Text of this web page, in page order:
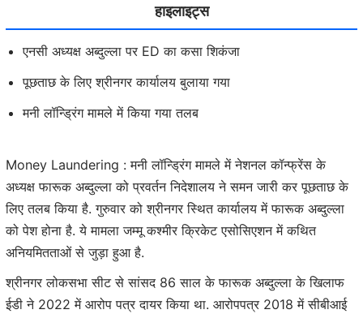
हाइलाइट्स
एनसी अध्यक्ष अब्दुल्ला पर ED का कसा शिकंजा
पूछताछ के लिए श्रीनगर कार्यालय बुलाया गया
मनी लॉन्ड्रिंग मामले में किया गया तलब
Money Laundering : मनी लॉन्ड्रिंग मामले में नेशनल कॉन्फ्रेंस के
अध्यक्ष फारूक अब्दुल्ला को प्रवर्तन निदेशालय ने समन जारी कर पूछताछ के
लिए तलब किया है. गुरुवार को श्रीनगर स्थित कार्यालय में फारूक अब्दुल्ला
को पेश होना है. ये मामला जम्मू कश्मीर क्रिकेट एसोसिएशन में कथित
अनियमितताओं से जुड़ा हुआ है.
श्रीनगर लोकसभा सीट से सांसद 86 साल के फारूक अब्दुल्ला के खिलाफ
ईडी ने 2022 में आरोप पत्र दायर किया था. आरोपपत्र 2018 में सीबीआई